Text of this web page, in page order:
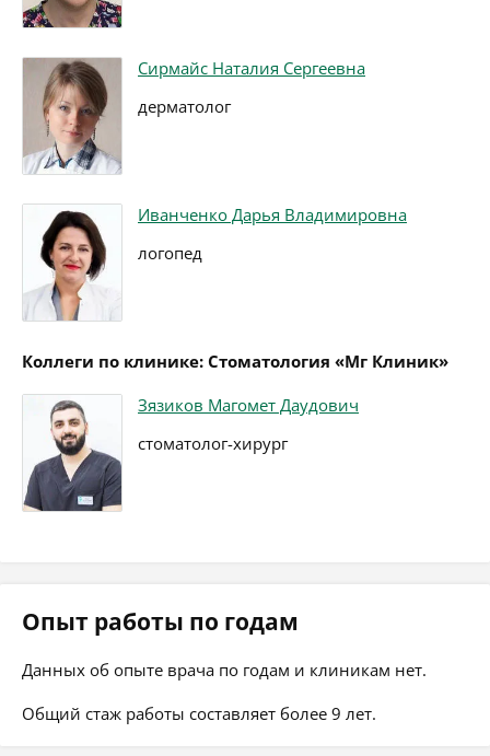
Сирмайс Наталия Сергеевна
дерматолог
Иванченко Дарья Владимировна
логопед
Коллеги по клинике: Стоматология «Мг Клиник»
Зязиков Магомет Даудович
стоматолог-хирург
Опыт работы по годам
Данных об опыте врача по годам и клиникам нет.
Общий стаж работы составляет более 9 лет.